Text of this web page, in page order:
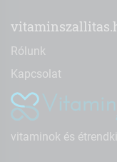
Rólunk
Kapcsolat
vitaminok és